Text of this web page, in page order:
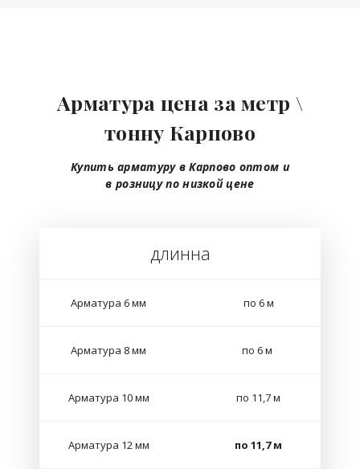
Арматура цена за метр \
тонну Карпово
Купить арматуру в Карпово оптом и
в розницупо низкой цене
длинна
Арматура 6 мм по 6 м
Арматура 8 мм по 6 м
Арматура 10 мм по 11,7 м
Арматура 12 мм по 11,7 м